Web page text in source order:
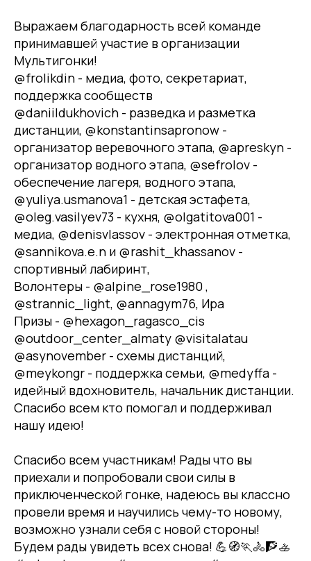
Выражаем благодарность всей команде
принимавшей участие в организации
Мультигонки!
@frolikdin - медиа, фото, секретариат,
поддержка сообществ
@daniildukhovich - разведка и разметка
дистанции, @konstantinsapronow -
организатор веревочного этапа, @apreskyn -
организатор водного этапа, @sefrolov -
обеспечение лагеря, водного этапа,
@yuliya.usmanova1 - детская эстафета,
@oleg.vasilyev73 - кухня, @olgatitova001 -
медиа, @denisvlassov - электронная отметка,
@sannikova.e.n и @rashit_khassanov -
спортивный лабиринт,
Волонтеры - @alpine_rose1980 ,
@strannic_light, @annagym76, Ира
Призы - @hexagon_ragasco_cis
@outdoor_center_almaty @visitalatau
@asynovember - схемы дистанций,
@meykongr - поддержка семьи, @medyffa -
идейный вдохновитель, начальник дистанции.
Спасибо всем кто помогал и поддерживал
нашу идею!
Спасибо всем участникам! Рады что вы
приехали и попробовали свои силы в
приключенческой гонке, надеюсь вы классно
провели время и научились чему-то новому,
возможно узнали себя с новой стороны!
Будем рады увидеть всех снова! 💪🧭🏃🚴🧗🚣